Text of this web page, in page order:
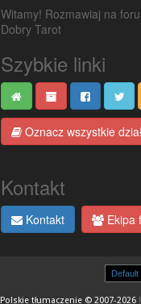
Witamy! Rozmawiaj na
Dobry Tarot
Szybkie linki
Oznacz wszystkie
Kontakt
Kontakt Ekipa
Polskie tłumaczenie © 2007-2026